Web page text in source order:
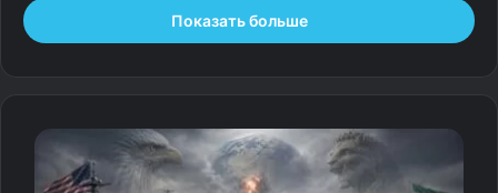
«В момент понимания, что ипотеку придётся платить
всю жизнь, она начинает восприниматься не как способ
в расходах, в выборе работы, в решении о детях, в
возможности создавать накопления», – отметила она.
Показать больше